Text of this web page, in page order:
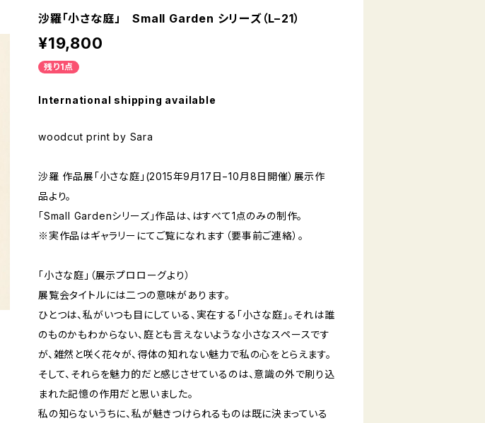
沙羅「小さな庭」 Small Garden シリーズ（L−21）
¥19,800
残り1点
International shipping available
woodcut print by Sara
沙羅 作品展「小さな庭」(2015年9月17日−10月8日開催）展示作
品より。
「Small Gardenシリーズ」作品は、はすべて1点のみの制作。
※実作品はギャラリーにてご覧になれます（要事前ご連絡）。
「小さな庭」（展示プロローグより）
展覧会タイトルには二つの意味があります。
ひとつは、私がいつも目にしている、実在する「小さな庭」。それは誰
のものかもわからない、庭とも言えないような小さなスペースです
が、雑然と咲く花々が、得体の知れない魅力で私の心をとらえます。
そして、それらを魅力的だと感じさせているのは、意識の外で刷り込
まれた記憶の作用だと思いました。
私の知らないうちに、私が魅きつけられるものは既に決まっている